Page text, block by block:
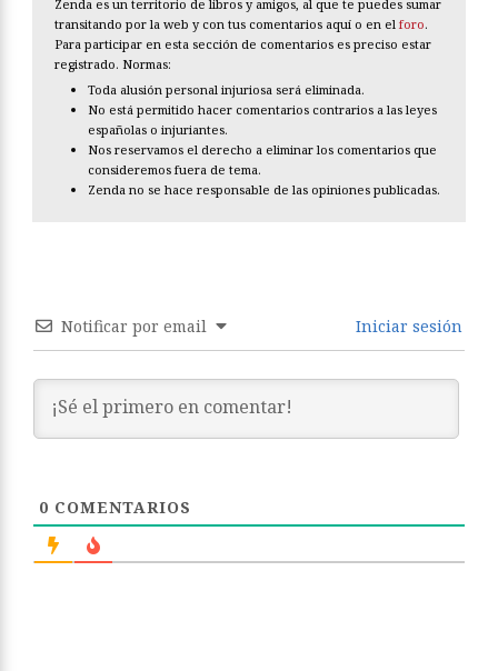
Zenda es un territorio de libros y amigos, al que te puedes sumar
transitando por la web y con tus comentarios aquí o en el foro.
Para participar en esta sección de comentarios es preciso estar
registrado. Normas:
Toda alusión personal injuriosa será eliminada.
No está permitido hacer comentarios contrarios a las leyes
españolas o injuriantes.
Nos reservamos el derecho a eliminar los comentarios que
consideremos fuera de tema.
Zenda no se hace responsable de las opiniones publicadas.
Notificar por email Iniciar sesión
0 COMENTARIOS